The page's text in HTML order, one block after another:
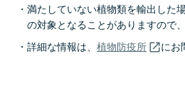
満たしていない植物類を輸出した
の対象となることがありますので
詳細な情報は、 植物防疫所 にお